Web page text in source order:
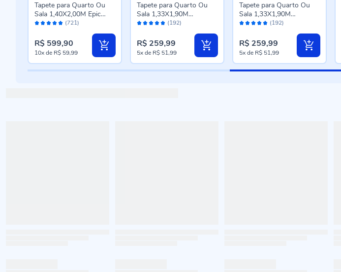
Avaliação: (721)
Tapete para Quarto Ou
Sala 1,40X2,00M Epic
Havan Casa - Cinza Novo
R$ 599,90
10xde R$ 59,99
Avaliação: (192)
Tapete para Quarto Ou
Sala 1,33X1,90M
Renaissance Havan Casa
R$ 259,99
5xde R$ 51,99
Avaliação: (192)
Tapete para Quarto Ou
Sala 1,33X1,90M
Renaissance Havan Casa
R$ 259,99
5xde R$ 51,99